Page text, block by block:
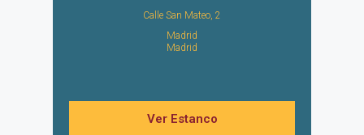
Calle San Mateo, 2
Madrid
Madrid
Ver Estanco